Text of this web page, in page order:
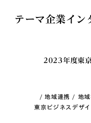
テーマ企業イン
2023年度東
地域連携
地
東京ビジネスデザ